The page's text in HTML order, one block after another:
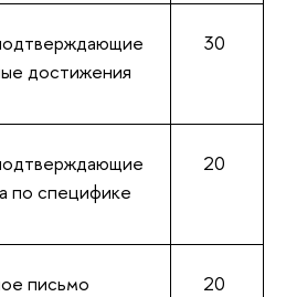
достижения
30
по специфике
20
письмо 20